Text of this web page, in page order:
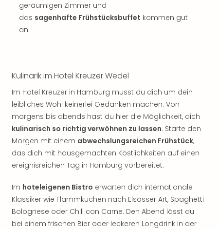
geräumigen Zimmer und
das sagenhafte Frühstücksbuffet kommen gut
an.
Kulinarik im Hotel Kreuzer Wedel
Im Hotel Kreuzer in Hamburg musst du dich um dein
leibliches Wohl keinerlei Gedanken machen. Von
morgens bis abends hast du hier die Möglichkeit, dich
kulinarisch so richtig verwöhnen zu lassen. Starte den
Morgen mit einem abwechslungsreichen Frühstück,
das dich mit hausgemachten Köstlichkeiten auf einen
ereignisreichen Tag in Hamburg vorbereitet.
Im hoteleigenen Bistro erwarten dich internationale
Klassiker wie Flammkuchen nach Elsässer Art, Spaghetti
Bolognese oder Chili con Carne. Den Abend lässt du
bei einem frischen Bier oder leckeren Longdrink in der